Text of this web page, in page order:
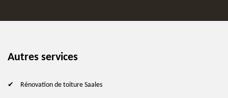
Autres services
Rénovation de toiture Saales